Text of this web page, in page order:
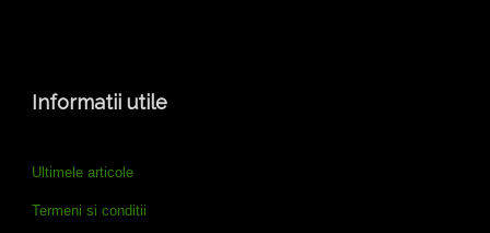
Informatii utile
Ultimele articole
Termeni si conditii